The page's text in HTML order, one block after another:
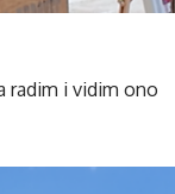
radim i vidim ono